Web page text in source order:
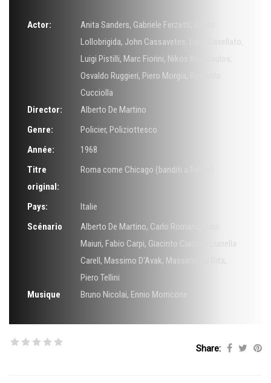
Actor: Anita Sanders, Gabriele Ferzetti
Lollobrigida, John Cassavetes Luigi Casellato,
Luigi Pistilli, Marc Fiorini, Nikos Kourkoulos ,
Osvaldo Ruggieri, Piero Morgia
Cucciolla
Director:
Alberto De Martino
Genre:
Policier, Poliziottesco
Année:
1968
Titre
original:
Roma come Chicago (banditi a Roma)
Pays:
Italie
Scénario
Alberto De Martino, Carlo Romano
Maiuri, Fabio Carpi, Giacinto Ciaccio
Lianella
Carell, Massimo D'Avak, Massimo De Rita
Piero Tellini
Musique
Bruno Nicolai, Ennio Morricone
Share: